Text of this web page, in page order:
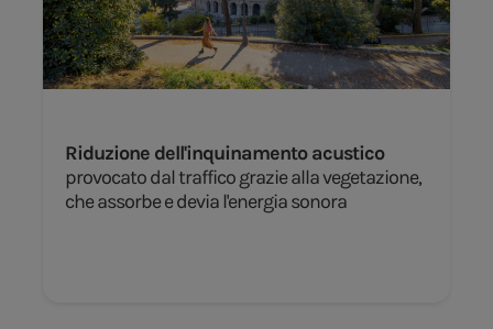
Riduzione dell'inquinamento acustico
provocato dal traffico grazie alla vegetazione,
che assorbe e devia l'energia sonora